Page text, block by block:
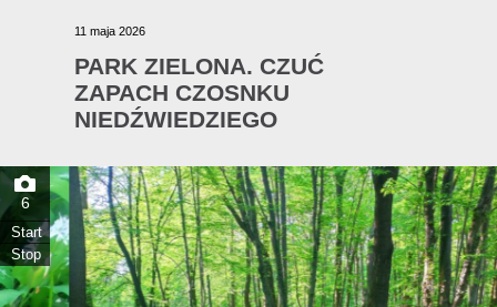
11 maja 2026
PARK ZIELONA. CZUĆ
ZAPACH CZOSNKU
NIEDŹWIEDZIEGO
6
Start
Stop